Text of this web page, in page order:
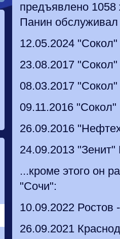
предъявлено 1058
Панин
12.05.2024
23.08.2017
08.03.2017
09.11.2016
26.09.2016
24.09.2013
...кроме этого он
"Сочи":
10.09.2022 Ростов
26.09.2021